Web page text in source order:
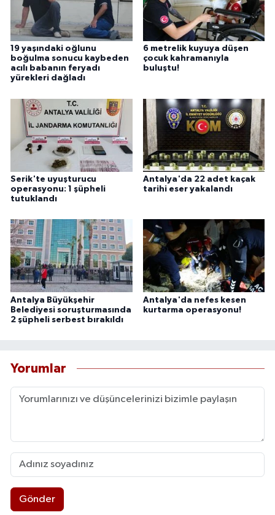
19 yaşındaki oğlunu
boğulma sonucu kaybeden
acılı babanın feryadı
yürekleri dağladı
6 metrelik kuyuya düşen
çocuk kahramanıyla
buluştu!
Serik'te uyuşturucu
operasyonu: 1 şüpheli
tutuklandı
Antalya'da 22 adet kaçak
tarihi eser yakalandı
Antalya Büyükşehir
Belediyesi soruşturmasında
2 şüpheli serbest bırakıldı
Antalya'da nefes kesen
kurtarma operasyonu!
Yorumlar
Gönder